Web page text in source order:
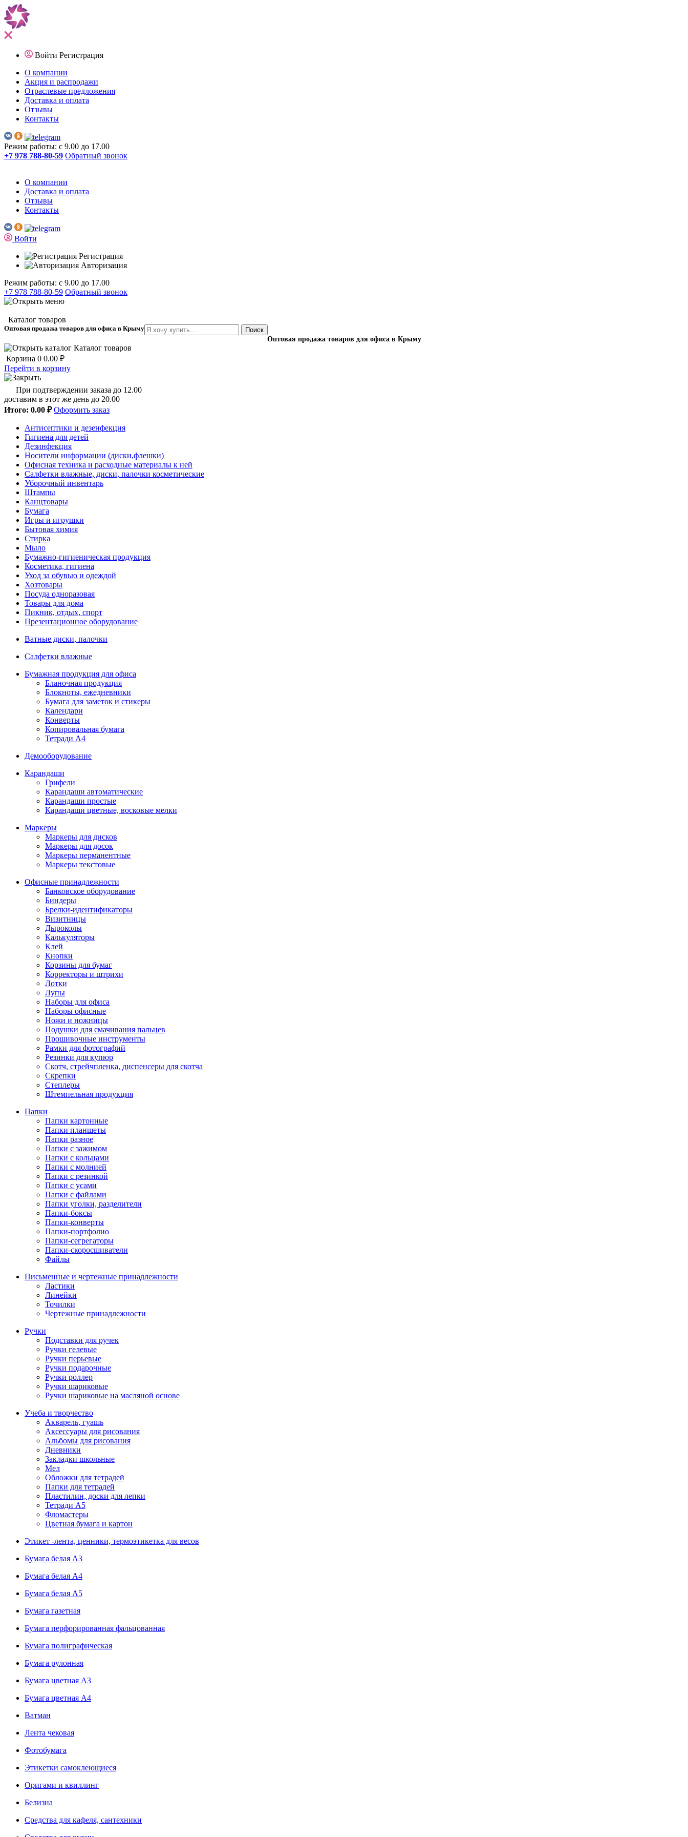
Войти Регистрация
О компании
Акция и распродажи
Отраслевые предложения
Доставка и оплата
Отзывы
Контакты
Режим работы: с 9.00 до 17.00
+7 978 788-80-59 Обратный звонок
О компании
Доставка и оплата
Отзывы
Контакты
Войти
Регистрация
Авторизация
Режим работы: с 9.00 до 17.00
+7 978 788-80-59 Обратный звонок
Каталог товаров
Оптовая продажа товаров для офиса в Крыму
Поиск
Оптовая продажа товаров для офиса в Крыму
Каталог товаров
Корзина 0 0.00 ₽
Перейти в корзину
При подтверждении заказа до 12.00
доставим в этот же день до 20.00
Итого: 0.00 ₽ Оформить заказ
Антисептики и дезенфекция
Гигиена для детей
Дезинфекция
Носители информации (диски,флешки)
Офисная техника и расходные материалы к ней
Салфетки влажные, диски, палочки косметические
Уборочный инвентарь
Штампы
Канцтовары
Бумага
Игры и игрушки
Бытовая химия
Стирка
Мыло
Бумажно-гигиеническая продукция
Косметика, гигиена
Уход за обувью и одеждой
Хозтовары
Посуда одноразовая
Товары для дома
Пикник, отдых, спорт
Презентационное оборудование
Ватные диски, палочки
Салфетки влажные
Бумажная продукция для офиса
Бланочная продукция
Блокноты, ежедневники
Бумага для заметок и стикеры
Календари
Конверты
Копировальная бумага
Тетради А4
Демооборудование
Карандаши
Грифели
Карандаши автоматические
Карандаши простые
Карандаши цветные, восковые мелки
Маркеры
Маркеры для дисков
Маркеры для досок
Маркеры перманентные
Маркеры текстовые
Офисные принадлежности
Банковское оборудование
Биндеры
Брелки-идентификаторы
Визитницы
Дыроколы
Калькуляторы
Клей
Кнопки
Корзины для бумаг
Корректоры и штрихи
Лотки
Лупы
Наборы для офиса
Наборы офисные
Ножи и ножницы
Подушки для смачивания пальцев
Прошивочные инструменты
Рамки для фотографий
Резинки для купюр
Скотч, стрейчпленка, диспенсеры для скотча
Скрепки
Степлеры
Штемпельная продукция
Папки
Папки картонные
Папки планшеты
Папки разное
Папки с зажимом
Папки с кольцами
Папки с молнией
Папки с резинкой
Папки с усами
Папки с файлами
Папки уголки, разделители
Папки-боксы
Папки-конверты
Папки-портфолио
Папки-сегрегаторы
Папки-скоросшиватели
Файлы
Письменные и чертежные принадлежности
Ластики
Линейки
Точилки
Чертежные принадлежности
Ручки
Подставки для ручек
Ручки гелевые
Ручки перьевые
Ручки подарочные
Ручки роллер
Ручки шариковые
Ручки шариковые на масляной основе
Учеба и творчество
Акварель, гуашь
Аксессуары для рисования
Альбомы для рисования
Дневники
Закладки школьные
Мел
Обложки для тетрадей
Папки для тетрадей
Пластилин, доски для лепки
Тетради А5
Фломастеры
Цветная бумага и картон
Этикет -лента, ценники, термоэтикетка для весов
Бумага белая А3
Бумага белая А4
Бумага белая А5
Бумага газетная
Бумага перфорированная фальцованная
Бумага полиграфическая
Бумага рулонная
Бумага цветная А3
Бумага цветная А4
Ватман
Лента чековая
Фотобумага
Этикетки самоклеющиеся
Оригами и квиллинг
Белизна
Средства для кафеля, сантехники